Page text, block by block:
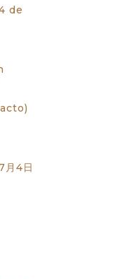
de
月4日